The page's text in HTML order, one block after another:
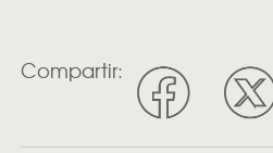
Compartir: